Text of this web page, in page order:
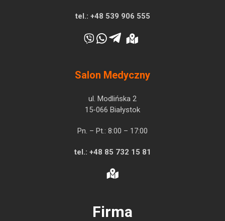
tel.: +48 539 906 555
Salon Medyczny
ul. Modlińska 2
15-066 Białystok
Pn. – Pt.: 8:00 – 17:00
tel.: +48 85 732 15 81
Firma